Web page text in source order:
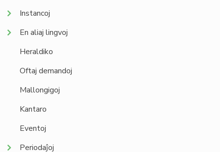
Instancoj
En aliaj lingvoj
Heraldiko
Oftaj demandoj
Mallongigoj
Kantaro
Eventoj
Periodaĵoj